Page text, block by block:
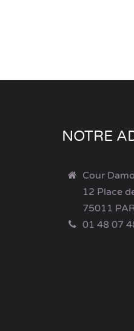
NOTRE
Cour
12 Place
75011
01 48 07